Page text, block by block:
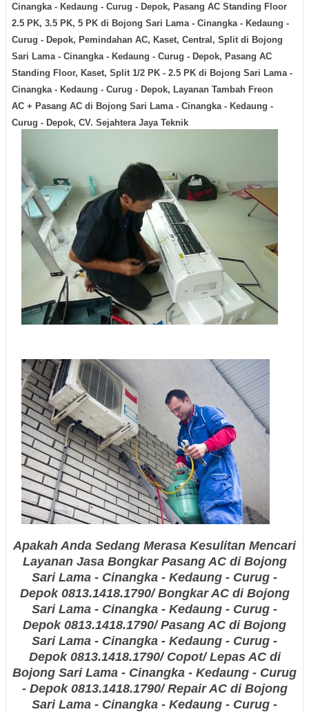
Cinangka - Kedaung - Curug - Depok, Pasang AC Standing Floor
2.5 PK, 3.5 PK, 5 PK di Bojong Sari Lama - Cinangka - Kedaung -
Curug - Depok, Pemindahan AC, Kaset, Central, Split di Bojong
Sari Lama - Cinangka - Kedaung - Curug - Depok, Pasang AC
Standing Floor, Kaset, Split 1/2 PK - 2.5 PK di Bojong Sari Lama -
Cinangka - Kedaung - Curug - Depok, Layanan Tambah Freon
AC + Pasang AC di Bojong Sari Lama - Cinangka - Kedaung -
Curug - Depok, CV. Sejahtera Jaya Teknik
Apakah Anda Sedang Merasa Kesulitan Mencari
Layanan Jasa Bongkar Pasang AC di Bojong
Sari Lama - Cinangka - Kedaung - Curug -
Depok 0813.1418.1790/ Bongkar AC di Bojong
Sari Lama - Cinangka - Kedaung - Curug -
Depok 0813.1418.1790/ Pasang AC di Bojong
Sari Lama - Cinangka - Kedaung - Curug -
Depok 0813.1418.1790/ Copot/ Lepas AC di
Bojong Sari Lama - Cinangka - Kedaung - Curug
- Depok0813.1418.1790/ Repair AC di Bojong
Sari Lama - Cinangka - Kedaung - Curug -